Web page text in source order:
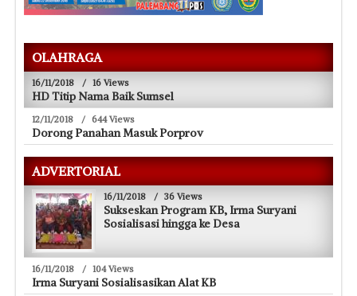
OLAHRAGA
16/11/2018 / 16 Views
HD Titip Nama Baik Sumsel
12/11/2018 / 644 Views
Dorong Panahan Masuk Porprov
ADVERTORIAL
16/11/2018 / 36 Views
Sukseskan Program KB, Irma Suryani
Sosialisasi hingga ke Desa
16/11/2018 / 104 Views
Irma Suryani Sosialisasikan Alat KB